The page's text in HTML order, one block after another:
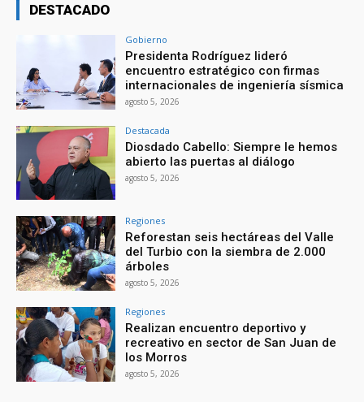
DESTACADO
Gobierno
Presidenta Rodríguez lideró
encuentro estratégico con firmas
internacionales de ingeniería sísmica
agosto 5, 2026
Destacada
Diosdado Cabello: Siempre le hemos
abierto las puertas al diálogo
agosto 5, 2026
Regiones
Reforestan seis hectáreas del Valle
del Turbio con la siembra de 2.000
árboles
agosto 5, 2026
Regiones
Realizan encuentro deportivo y
recreativo en sector de San Juan de
los Morros
agosto 5, 2026